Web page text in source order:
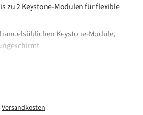
zu 2 Keystone-Modulen für flexible
Keystone-Module,
auch für Aufputzmontage
Leergehäuse
Versandkosten